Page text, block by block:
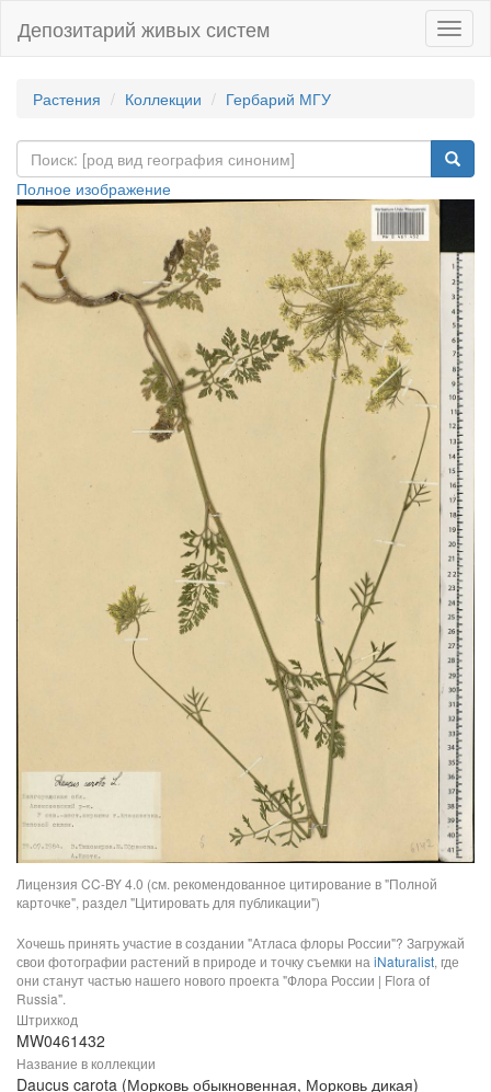
Депозитарий живых систем
Растения Коллекции Гербарий МГУ
Полное изображение
Лицензия CC-BY 4.0 (см. рекомендованное цитирование в "Полной
карточке", раздел "Цитировать для публикации")
Хочешь принять участие в создании "Атласа флоры России"? Загружай
свои фотографии растений в природе и точку съемки на iNaturalist, где
они станут частью нашего нового проекта "Флора России | Flora of
Russia".
Штрихкод
MW0461432
Название в коллекции
Daucus carota (Морковь обыкновенная, Морковь дикая)